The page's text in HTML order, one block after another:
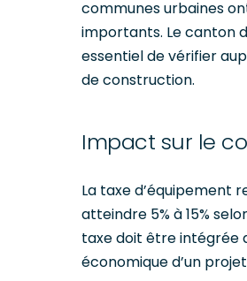
communes urbaines
importants. Le canton
essentiel de vérifier
de construction.
Impact sur le
La taxe d’équipement
atteindre 5% à 15%
taxe doit être intégrée
économique d’un